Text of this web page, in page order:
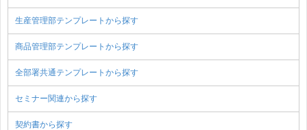
生産管理部テンプレートから探す
商品管理部テンプレートから探す
全部署共通テンプレートから探す
セミナー関連から探す
契約書から探す